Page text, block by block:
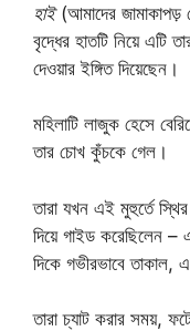
হাই (আমাদের জামাকাপড়
বৃদ্ধের হাতটি নিয়ে এটি
দেওয়ার ইঙ্গিত দিয়েছেন।
মহিলাটি লাজুক হেসে
তার চোখ কুঁচকে গেল।
তারা যখন এই মুহুর্তে
দিয়ে গাইড করেছিলেন –
দিকে গভীরভাবে
তারা চ্যাট করার সময়,